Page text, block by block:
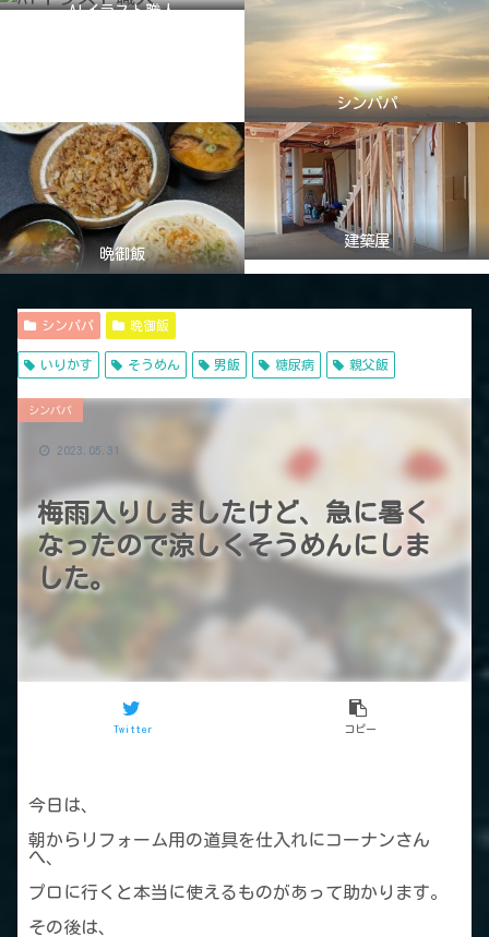
AIイラスト職人
シンパパ
晩御飯
建築屋
シンパパ 晩御飯
いりかす そうめん 男飯 糖尿病 親父飯
梅雨入りしましたけど、急に暑く
なったので涼しくそうめんにしま
した。
シンパパ
Twitter コピー
2023.05.31
今日は、
朝からリフォーム用の道具を仕入れにコーナンさん
へ、
プロに行くと本当に使えるものがあって助かります。
その後は、